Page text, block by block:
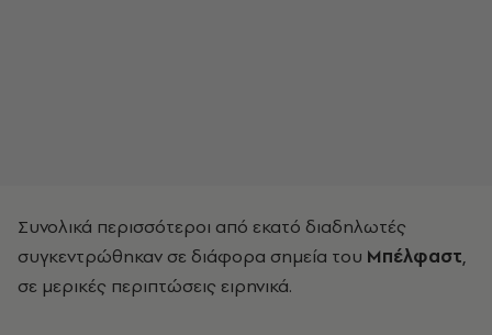
Συνολικά περισσότεροι από εκατό διαδηλωτές
συγκεντρώθηκαν σε διάφορα σημεία του Μπέλφαστ,
σε μερικές περιπτώσεις ειρηνικά.